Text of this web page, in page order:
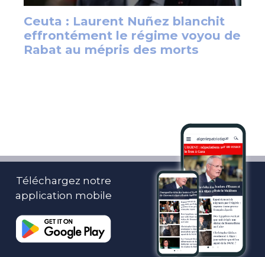
Téléchargez notre
application mobile